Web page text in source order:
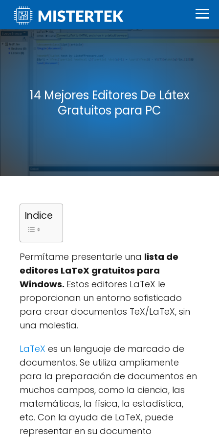
14 Mejores Editores De Látex
Gratuitos para PC
Indice
Permítame presentarle una lista de
editores LaTeX gratuitos para
Windows. Estos editores LaTeX le
proporcionan un entorno sofisticado
para crear documentos TeX/LaTeX, sin
una molestia.
LaTeX es un lenguaje de marcado de
documentos. Se utiliza ampliamente
para la preparación de documentos en
muchos campos, como la ciencia, las
matemáticas, la física, la estadística,
etc. Con la ayuda de LaTeX, puede
representar en su documento